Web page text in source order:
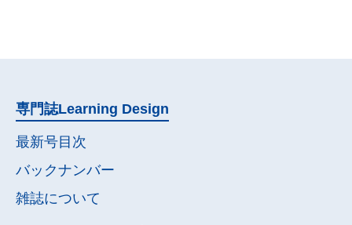
専門誌Learning Design
最新号目次
バックナンバー
雑誌について